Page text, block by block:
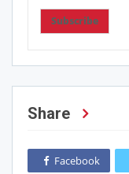
Subscribe
Share
Facebook